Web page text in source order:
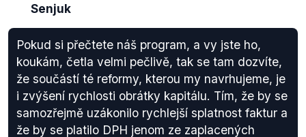
Senjuk
Pokud si přečtete náš program, a vy jste ho,
koukám, četla velmi pečlivě, tak se tam dozvíte,
že součástí té reformy, kterou my navrhujeme, je
i zvýšení rychlosti obrátky kapitálu. Tím, že by se
samozřejmě uzákonilo rychlejší splatnost faktur a
že by se platilo DPH jenom ze zaplacených